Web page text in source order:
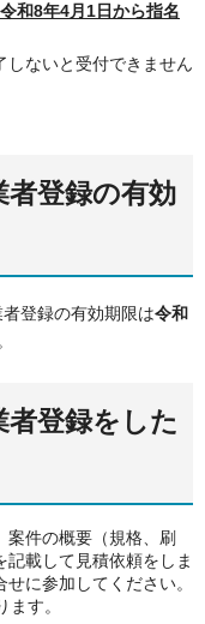
和8年4月1日から指名
しないと受付できません
者登録の有効
登録の有効期限は令和
者登録をした
件の概要（規格、刷
載して見積依頼をしま
に参加してください。
す。